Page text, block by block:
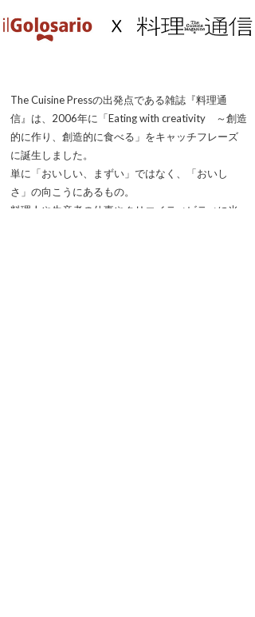
The Cuisine Pressの出発点である雑誌『料理通
信』は、2006年に「Eating with creativity ～創造
的に作り、創造的に食べる」をキャッチフレーズ
に誕生しました。
単に「おいしい、まずい」ではなく、「おいし
さ」の向こうにあるもの。
料理人や生産者の仕事やクリエイティビティに光